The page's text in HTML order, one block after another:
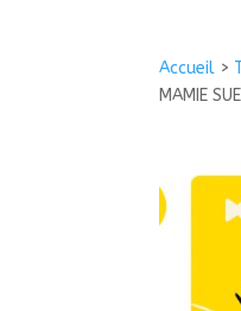
Accueil >
MAMIE